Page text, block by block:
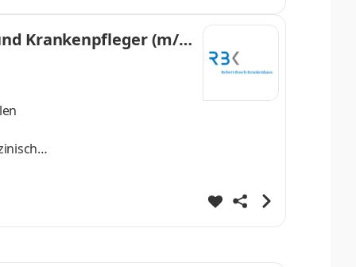
Krankenpfleger (m/
in der